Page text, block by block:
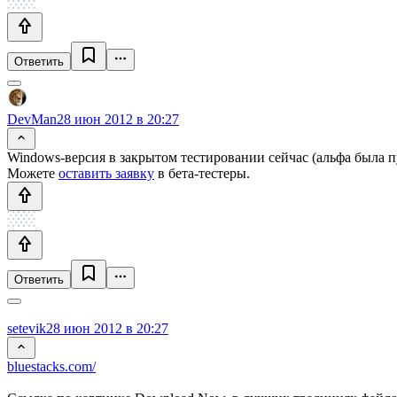
Ответить
DevMan28 июн 2012 в 20:27
Windows-версия в закрытом тестировании сейчас (альфа была
Можете оставить заявку в бета-тестеры.
Ответить
setevik28 июн 2012 в 20:27
bluestacks.com/